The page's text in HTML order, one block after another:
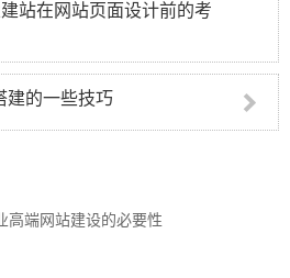
站在网站页面设计前的考
建的一些技巧
高端网站建设的必要性